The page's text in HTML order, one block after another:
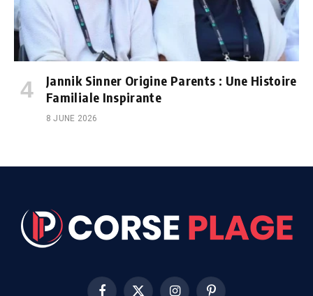
Jannik Sinner Origine Parents : Une Histoire
Familiale Inspirante
8 JUNE 2026